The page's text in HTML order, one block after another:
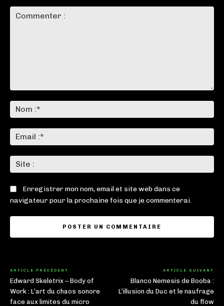
:*
:*
:
Enregistrer mon nom, email et site web dans ce
navigateur pour la prochaine fois que je commenterai.
ARTICLE PRÉCÉDENT
Edward Skeletrix – Body of
Work : L’art du chaos sonore
face aux limites du micro
ARTICLE SUIVANT
Blanco Nemesis de Booba :
L’illusion du Duc et le naufrage
du flow